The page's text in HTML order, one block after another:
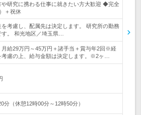
や研究に携わる仕事に就きたい方大歓迎 ◆完全
＋祝休
考慮し、配属先は決定します。 研究所の勤務
。 和光地区／埼玉県…
月給29万円～45万円＋諸手当＋賞与年2回※経
考慮の上、給与金額は決定します。※2ヶ…
分（休憩12時00分～12時50分）